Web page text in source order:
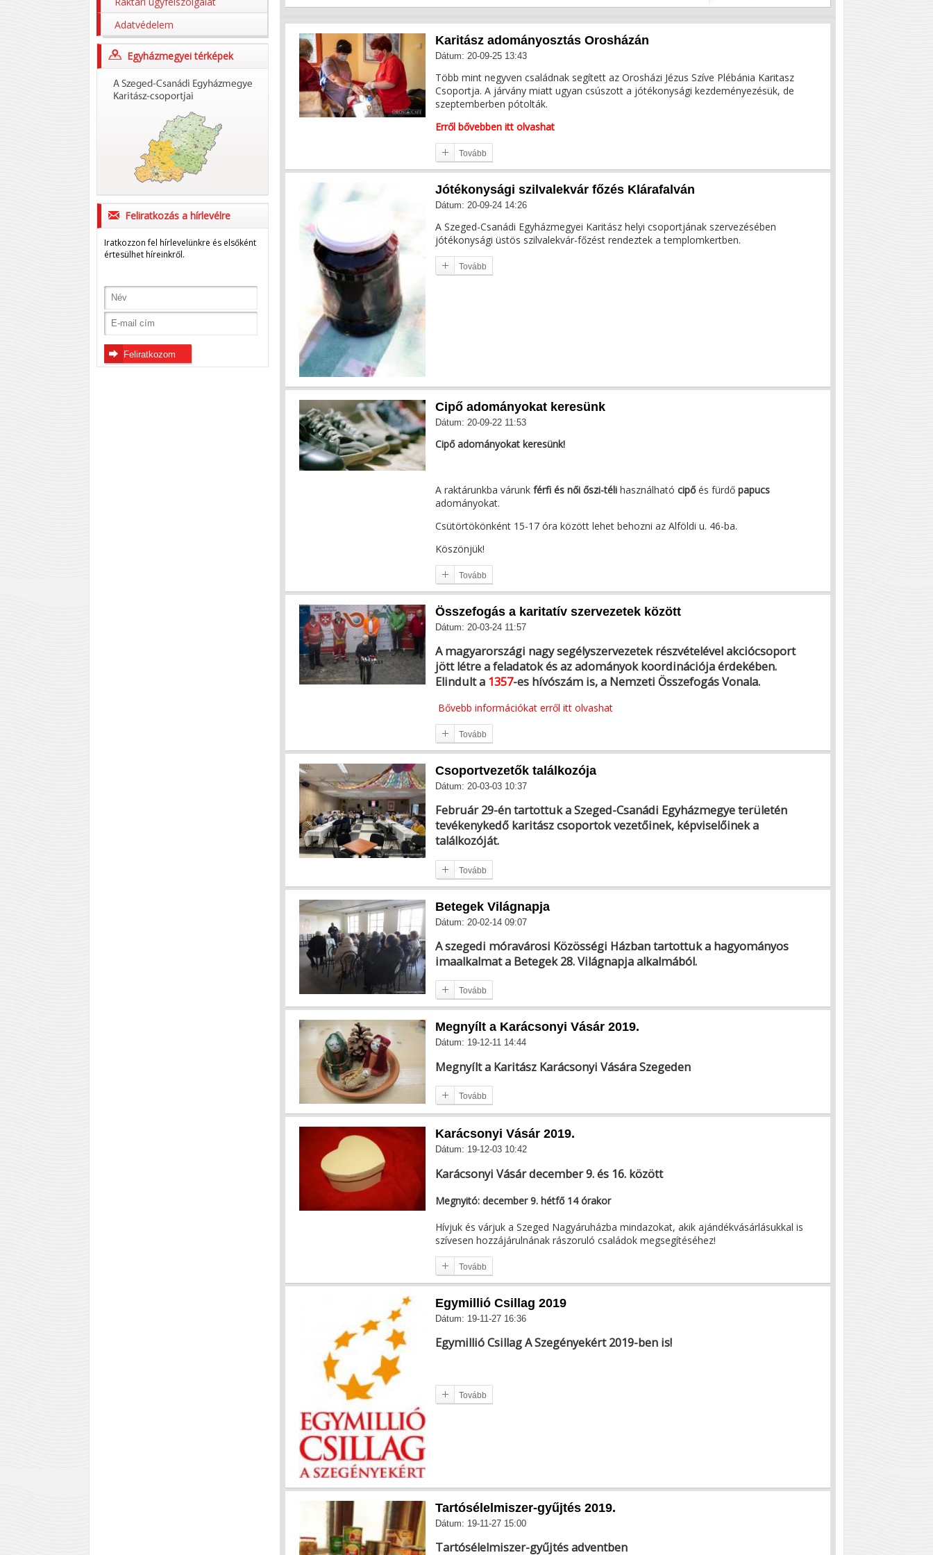
Adatvédelem
Egyházmegyei térképek
Feliratkozás a hírlevélre
Iratkozzon fel hírlevelünkre és elsőként
értesülhet híreinkről.
Karitász adományosztás Orosházán
Dátum: 20-09-25 13:43
Több mint negyven családnak segített az Orosházi Jézus Szíve Plébánia Karitasz
Csoportja. A járvány miatt ugyan csúszott a jótékonysági kezdeményezésük, de
szeptemberben pótolták.
Erről bővebben itt olvashat
Tovább
Jótékonysági szilvalekvár főzés Klárafalván
Dátum: 20-09-24 14:26
A Szeged-Csanádi Egyházmegyei Karitász helyi csoportjának szervezésében
jótékonysági üstös szilvalekvár-főzést rendeztek a templomkertben.
Tovább
Cipő adományokat keresünk
Dátum: 20-09-22 11:53
Cipő adományokat keresünk!
A raktárunkba várunk férfi és női őszi-téli használható cipőés fürdő papucs
adományokat.
Csütörtökönként 15-17 óra között lehet behozni az Alföldi u. 46-ba.
Köszönjük!
Tovább
Összefogás a karitatív szervezetek között
Dátum: 20-03-24 11:57
A magyarországi nagy segélyszervezetek részvételével akciócsoport
jött létre a feladatok és az adományok koordinációja érdekében.
Elindult a 1357-es hívószám is, a Nemzeti Összefogás Vonala.
Bővebb információkat erről itt olvashat
Tovább
Csoportvezetők találkozója
Dátum: 20-03-03 10:37
Február 29-én tartottuk a Szeged-Csanádi Egyházmegye területén
tevékenykedő karitász csoportok vezetőinek, képviselőinek a
találkozóját.
Tovább
Betegek Világnapja
Dátum: 20-02-14 09:07
A szegedi móravárosi Közösségi Házban tartottuk a hagyományos
imaalkalmat a Betegek 28. Világnapja alkalmából.
Tovább
Megnyílt a Karácsonyi Vásár 2019.
Dátum: 19-12-11 14:44
Megnyílt a Karitász Karácsonyi Vására Szegeden
Tovább
Karácsonyi Vásár 2019.
Dátum: 19-12-03 10:42
Karácsonyi Vásár december 9. és 16. között
Megnyitó: december 9. hétfő 14 órakor
Hívjuk és várjuk a Szeged Nagyáruházba mindazokat, akik ajándékvásárlásukkal is
szívesen hozzájárulnának rászoruló családok megsegítéséhez!
Tovább
Egymillió Csillag 2019
Dátum: 19-11-27 16:36
Egymillió Csillag A Szegényekért 2019-ben is!
Tovább
Tartósélelmiszer-gyűjtés 2019.
Dátum: 19-11-27 15:00
Tartósélelmiszer-gyűjtés adventben